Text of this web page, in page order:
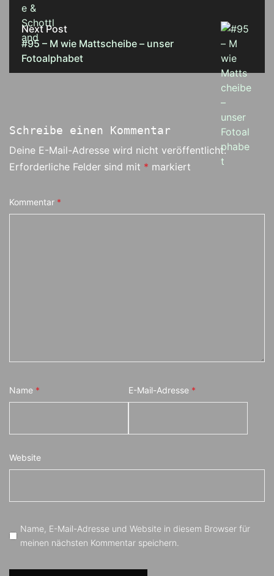
Next Post
#95 – M wie Mattscheibe – unser
Fotoalphabet
Schreibe einen Kommentar
Deine E-Mail-Adresse wird nicht veröffentlicht.
Erforderliche Felder sind mit * markiert
Kommentar *
Name * E-Mail-Adresse *
Website
Name, E-Mail-Adresse und Website in diesem Browser für
meinen nächsten Kommentar speichern.